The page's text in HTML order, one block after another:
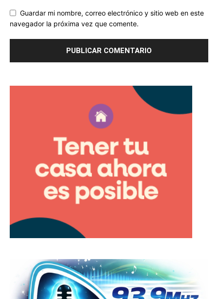
Guardar mi nombre, correo electrónico y sitio web en este
navegador la próxima vez que comente.